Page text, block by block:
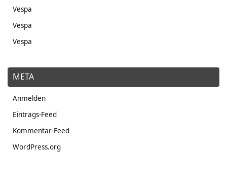
Vespa
Vespa
Vespa
META
Anmelden
Eintrags-Feed
Kommentar-Feed
WordPress.org